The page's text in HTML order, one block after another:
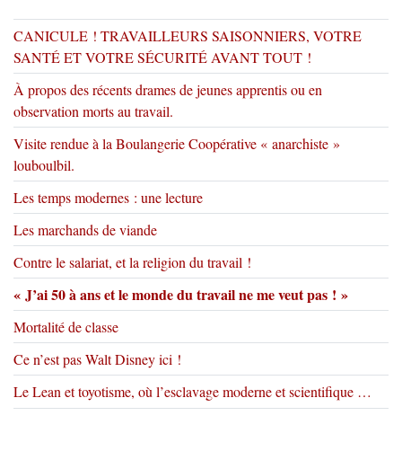
CANICULE ! TRAVAILLEURS SAISONNIERS, VOTRE
SANTÉ ET VOTRE SÉCURITÉ AVANT TOUT !
À propos des récents drames de jeunes apprentis ou en
observation morts au travail.
Visite rendue à la Boulangerie Coopérative « anarchiste »
louboulbil.
Les temps modernes : une lecture
Les marchands de viande
Contre le salariat, et la religion du travail !
« J’ai 50 à ans et le monde du travail ne me veut pas ! »
Mortalité de classe
Ce n’est pas Walt Disney ici !
Le Lean et toyotisme, où l’esclavage moderne et scientifique …